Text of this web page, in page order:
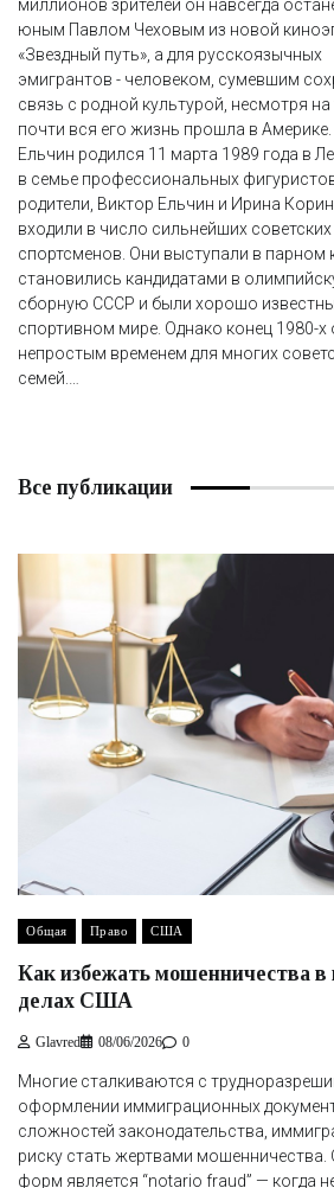
миллионов зрителей он навсегда
юным Павлом Чеховым из новой
«Звездный путь», а для русскоязычных
эмигрантов - человеком, сумевшим
связь с родной культурой, несмотря на
почти вся его жизнь прошла в
Ельчин родился 11 марта 1989 года в
в семье профессиональных
родители, Виктор Ельчин и Ирина
входили в число сильнейших советских
спортсменов. Они выступали в парном
становились кандидатами в
сборную СССР и были хорошо
спортивном мире. Однако конец 1980-х
непростым временем для многих
семей.…
Все публикации
Общая Право США
Как избежать мошенничества
делах США
Glavred 08/06/2026 0
Многие сталкиваются с
оформлении иммиграционных
сложностей законодательства,
риску стать жертвами
форм является “notario fraud” — когда